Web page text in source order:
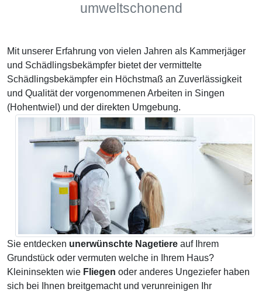
umweltschonend
Mit unserer Erfahrung von vielen Jahren als Kammerjäger
und Schädlingsbekämpfer bietet der vermittelte
Schädlingsbekämpfer ein Höchstmaß an Zuverlässigkeit
und Qualität der vorgenommenen Arbeiten in Singen
(Hohentwiel) und der direkten Umgebung.
Sie entdecken unerwünschte Nagetiere auf Ihrem
Grundstück oder vermuten welche in Ihrem Haus?
Kleininsekten wie Fliegen oder anderes Ungeziefer haben
sich bei Ihnen breitgemacht und verunreinigen Ihr